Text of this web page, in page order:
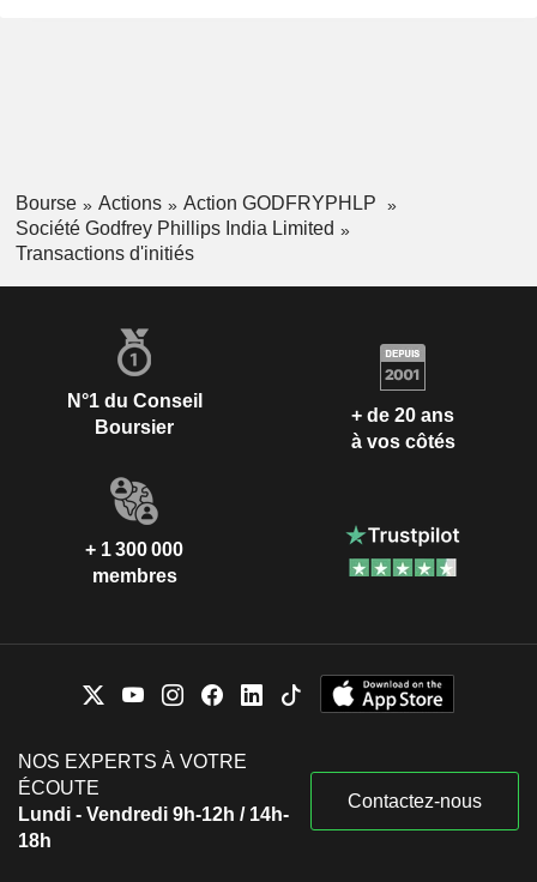
Bourse Actions
Action GODFRYPHLP
Société Godfrey Phillips India Limited
Transactions d'initiés
N°1 du Conseil
Boursier
+ de 20 ans
à vos côtés
+ 1 300 000
membres
NOS EXPERTS À VOTRE
ÉCOUTE
Lundi - Vendredi 9h-12h / 14h-
18h
Contactez-nous